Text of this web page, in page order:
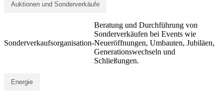
Auktionen und Sonderverkäufe
Sonderverkaufsorganisation-
Beratung und Durchführung von
Sonderverkäufen bei Events wie
Neueröffnungen, Umbauten, Jubiläen,
Generationswechseln und
Schließungen.
Energie